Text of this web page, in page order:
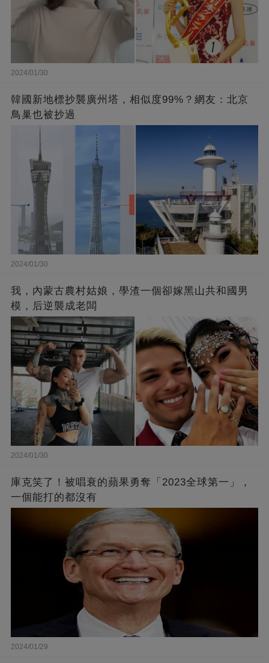
2024/01/30
韓國新地標抄襲廣州塔，相似度99%？網友：北京
鳥巢也被抄過
2024/01/30
我，內蒙古農村姑娘，學渣一個卻嫁黑山共和國男
模，后逆襲成老闆
2024/01/30
庫克笑了！被唱衰的蘋果勇奪「2023全球第一」，
一個能打的都沒有
2024/01/29